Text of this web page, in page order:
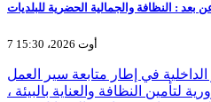
7 أوت 2026، 15:30
الداخلية في إطار متابعة سير العمل
لتأمين النظافة والعناية بالبيئة ،